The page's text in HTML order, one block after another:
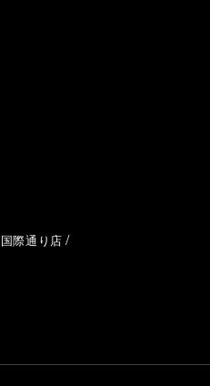
際通り店